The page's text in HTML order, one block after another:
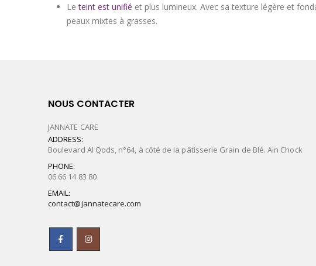
Leteint est unifié et plus lumineux. Avec sa texture légère et
peaux mixtes à grasses.
NOUS CONTACTER
JANNATE CARE
ADDRESS:
Boulevard Al Qods, n°64, à côté de la pâtisserie Grain de Blé. Ain Chock
PHONE:
06 66 14 83 80
EMAIL:
contact@jannatecare.com